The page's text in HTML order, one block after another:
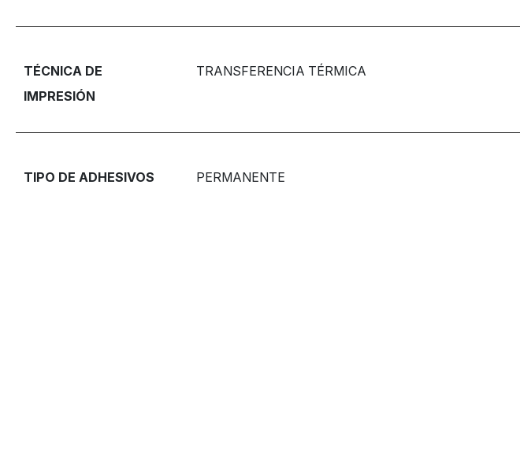
TÉCNICA DE
IMPRESIÓN
TRANSFERENCIA TÉRMICA
TIPO DE ADHESIVOS PERMANENTE